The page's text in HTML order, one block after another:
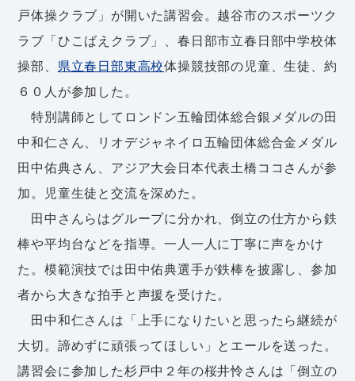
戸体操クラブ」が開いた講習会。越谷市のスポーツク
ラブ「ひこばえクラブ」、春日部市立春日部中学校体
操部、 県立春日部東高校体操競技部の児童、生徒、約
６０人が参加した。
特別講師としてロンドン五輪団体総合銀メダルの田
中和仁さん、リオデジャネイロ五輪団体総合金メダル
田中佑典さん、アジア大会日本代表土橋ココさんが参
加。児童生徒と交流を深めた。
田中さんらはグループに分かれ、倒立の仕方から鉄
棒や平均台などを指導。一人一人に丁寧に声をかけ
た。模範演技では田中佑典選手が鉄棒を披露し、参加
者から大きな拍手と声援を受けた。
田中和仁さんは「上手になりたいと思ったら継続が
大切。諦めずに頑張ってほしい」とエールを送った。
講習会に参加した杉戸中２年の桜井怜さんは「倒立の